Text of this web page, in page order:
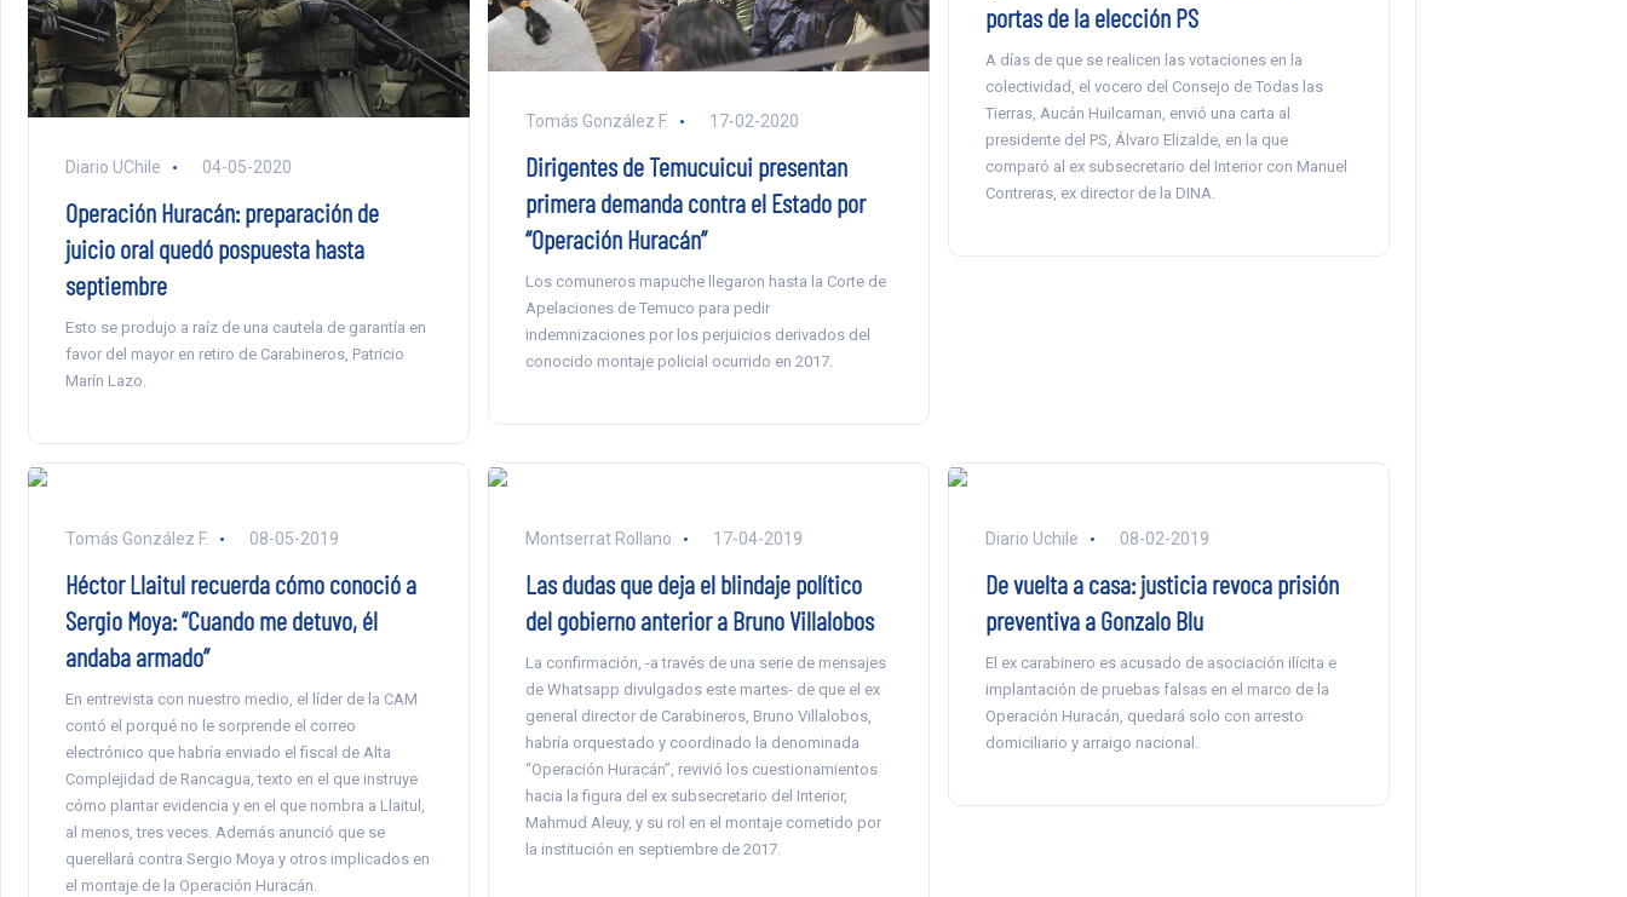
Diario UChile 04-05-2020
Operación Huracán: preparación de
juicio oral quedó pospuesta hasta
septiembre
Esto se produjo a raíz de una cautela de garantía en
favor del mayor en retiro de Carabineros, Patricio
Marín Lazo.
Tomás González F. 17-02-2020
Dirigentes de Temucuicui presentan
primera demanda contra el Estado por
“Operación Huracán”
Los comuneros mapuche llegaron hasta la Corte de
Apelaciones de Temuco para pedir
indemnizaciones por los perjuicios derivados del
conocido montaje policial ocurrido en 2017.
portas de la elección PS
A días de que se realicen las votaciones en la
colectividad, el vocero del Consejo de Todas las
Tierras, Aucán Huilcaman, envió una carta al
presidente del PS, Álvaro Elizalde, en la que
comparó al ex subsecretario del Interior con Manuel
Contreras, ex director de la DINA.
Tomás González F. 08-05-2019
Héctor Llaitul recuerda cómo conoció a
Sergio Moya: “Cuando me detuvo, él
andaba armado”
En entrevista con nuestro medio, el líder de la CAM
contó el porqué no le sorprende el correo
electrónico que habría enviado el fiscal de Alta
Complejidad de Rancagua, texto en el que instruye
cómo plantar evidencia y en el que nombra a Llaitul,
al menos, tres veces. Además anunció que se
querellará contra Sergio Moya y otros implicados en
el montaje de la Operación Huracán.
Montserrat Rollano 17-04-2019
Las dudas que deja el blindaje político
del gobierno anterior a Bruno Villalobos
La confirmación, -a través de una serie de mensajes
de Whatsapp divulgados este martes- de que el ex
general director de Carabineros, Bruno Villalobos,
habría orquestado y coordinado la denominada
“Operación Huracán”, revivió los cuestionamientos
hacia la figura del ex subsecretario del Interior,
Mahmud Aleuy, y su rol en el montaje cometido por
la institución en septiembre de 2017.
Diario Uchile 08-02-2019
De vuelta a casa: justicia revoca prisión
preventiva a Gonzalo Blu
El ex carabinero es acusado de asociación ilícita e
implantación de pruebas falsas en el marco de la
Operación Huracán, quedará solo con arresto
domiciliario y arraigo nacional.